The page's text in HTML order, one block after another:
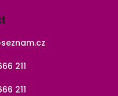
seznam.cz
211
211